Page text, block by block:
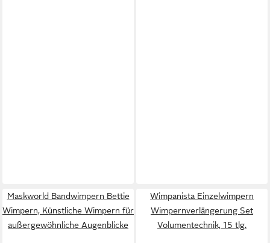
Maskworld Bandwimpern Bettie
Wimpern, Künstliche Wimpern für
außergewöhnliche Augenblicke
Wimpanista Einzelwimpern
Wimpernverlängerung Set
Volumentechnik, 15 tlg.